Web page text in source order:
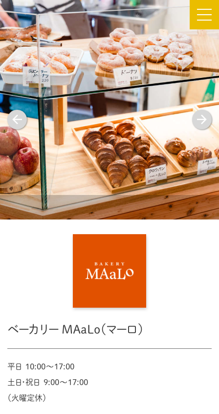
TOP
about CAMOCY
PROJECT
NEWS
SHOP
FLOOR MAP
ACCESS
CONTACT
ベーカリー MAaLo（マーロ）
平日 10:00〜17:00
土日・祝日 9:00〜17:00
（火曜定休）